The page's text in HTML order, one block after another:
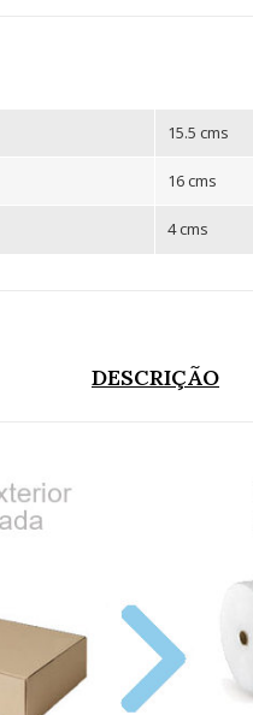
15.5 cms
16 cms
4 cms
DESCRIÇÃO